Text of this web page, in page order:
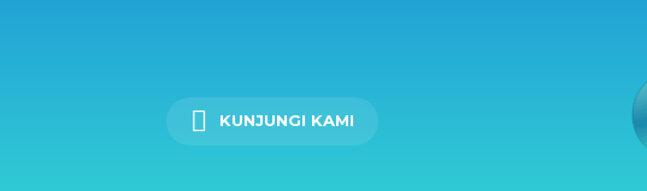
KUNJUNGI KAMI